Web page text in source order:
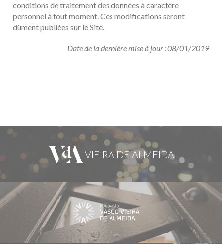
conditions de traitement des données à caractère
personnel à tout moment. Ces modifications seront
dûment publiées sur le Site.
Date de la dernière mise à jour : 08/01/2019